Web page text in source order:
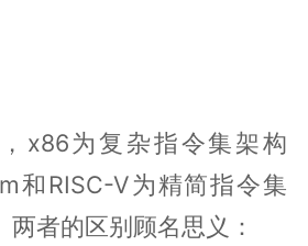
x86为复杂指令集架构
和RISC-V为精简指令集
两者的区别顾名思义：